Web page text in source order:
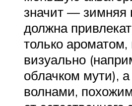
значит — зимняя
должна
только ароматом,
визуально
облачком мути),
волнами,